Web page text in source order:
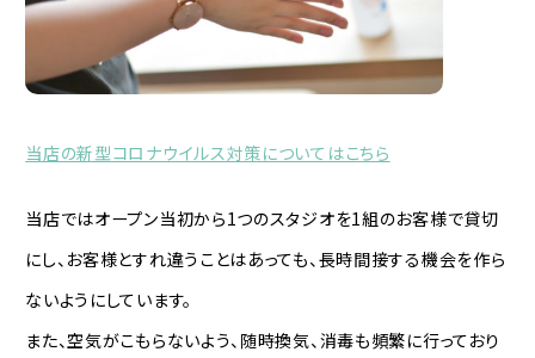
当店の新型コロナウイルス対策についてはこちら
当店ではオープン当初から1つのスタジオを1組のお客様で貸切
にし、お客様とすれ違うことはあっても、長時間接する機会を作ら
ないようにしています。
また、空気がこもらないよう、随時換気、消毒も頻繁に行っており